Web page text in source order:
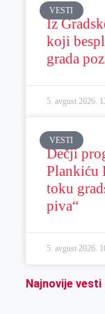
VESTI
Iz
koji
grada
5. avgust 2026.
VESTI
Dečji
Plankiću
toku
piva“
5. avgust 2026.
Najnovije vesti